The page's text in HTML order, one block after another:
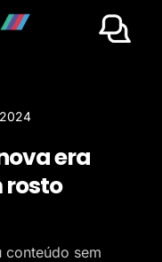
era
rosto
conteúdo sem